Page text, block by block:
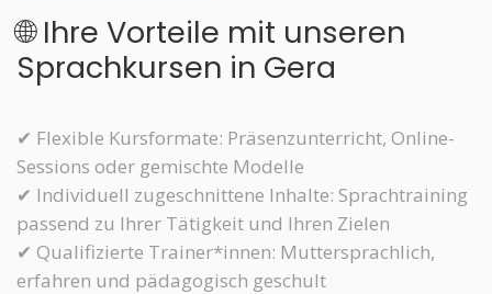
🌐 Ihre Vorteile mit unseren
Sprachkursen in Gera
✔ Flexible Kursformate: Präsenzunterricht, Online-
Sessions oder gemischte Modelle
✔ Individuell zugeschnittene Inhalte: Sprachtraining
passend zu Ihrer Tätigkeit und Ihren Zielen
✔ Qualifizierte Trainer*innen: Muttersprachlich,
erfahren und pädagogisch geschult